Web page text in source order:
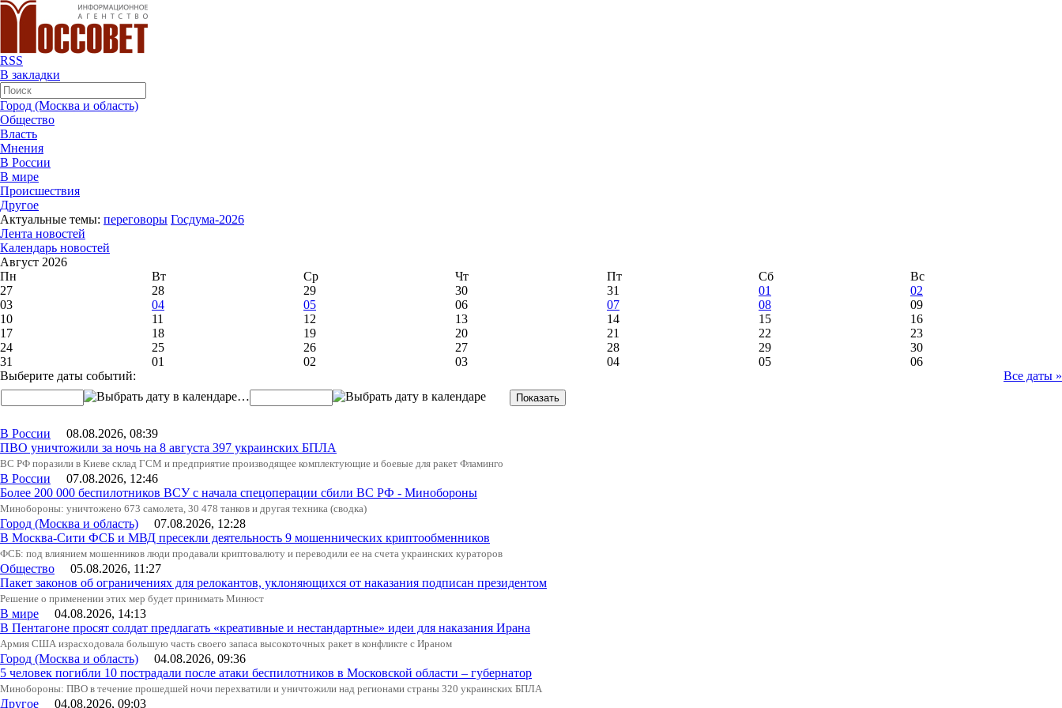
RSS
В закладки
Город (Москва и область)
Общество
Власть
Мнения
В России
В мире
Происшествия
Другое
Актуальные темы: переговоры Госдума-2026
Лента новостей
Календарь новостей
Август 2026
Пн
Вт Ср Чт Пт Сб
Вс
27
28 29 30 31 01
02
03
04 05 06 07 08
09
10
11 12 13 14 15
16
17
18 19 20 21 22
23
24
25 26 27 28 29
30
31
01 02 03 04 05
06
Все даты »
Выберите даты событий:
…
В России 08.08.2026, 08:39
ПВО уничтожили за ночь на 8 августа 397 украинских БПЛА
ВС РФ поразили в Киеве склад ГСМ и предприятие производящее комплектующие и боевые для ракет Фламинго
В России 07.08.2026, 12:46
Более 200 000 беспилотников ВСУ с начала спецоперации сбили ВС РФ - Минобороны
Минобороны: уничтожено 673 самолета, 30 478 танков и другая техника (сводка)
Город (Москва и область) 07.08.2026, 12:28
В Москва-Сити ФСБ и МВД пресекли деятельность 9 мошеннических криптообменников
ФСБ: под влиянием мошенников люди продавали криптовалюту и переводили ее на счета украинских кураторов
Общество 05.08.2026, 11:27
Пакет законов об ограничениях для релокантов, уклоняющихся от наказания подписан президентом
Решение о применении этих мер будет принимать Минюст
В мире 04.08.2026, 14:13
В Пентагоне просят солдат предлагать «креативные и нестандартные» идеи для наказания Ирана
Армия США израсходовала большую часть своего запаса высокоточных ракет в конфликте с Ираном
Город (Москва и область) 04.08.2026, 09:36
5 человек погибли 10 пострадали после атаки беспилотников в Московской области – губернатор
Минобороны: ПВО в течение прошедшей ночи перехватили и уничтожили над регионами страны 320 украинских БПЛА
Другое 04.08.2026, 09:03